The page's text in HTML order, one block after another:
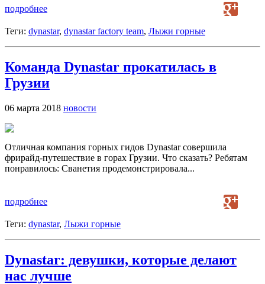
подробнее
Теги: dynastar, dynastar factory team, Лыжи горные
Команда Dynastar прокатилась в
Грузии
06 марта 2018 новости
Отличная компания горных гидов Dynastar совершила
фрирайд-путешествие в горах Грузии. Что сказать? Ребятам
понравилось: Сванетия продемонстрировала...
подробнее
Теги: dynastar, Лыжи горные
Dynastar: девушки, которые делают
нас лучше